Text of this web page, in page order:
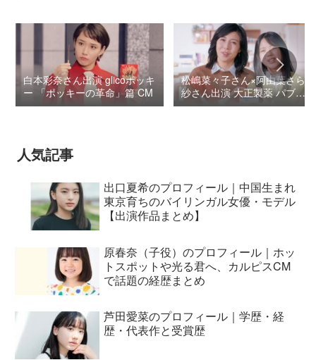
白本彩奈さん出演 glicoポッキ
ー 「ポッキーの革命」篇 CM
松嶋菜々子さん×阿由葉さら
紗さん出演 大正製薬 パブロ
ンSゴールドW『いましよう
人気記事
出口夏希のプロフィール｜中国生まれ
東京育ちのバイリンガル女優・モデル
【出演作品まとめ】
原春奈（子役）のプロフィール｜ホッ
トスポットや光る君へ、カルピスCM
で話題の経歴まとめ
芦田愛菜のプロフィール｜学歴・経
歴・代表作と受賞歴